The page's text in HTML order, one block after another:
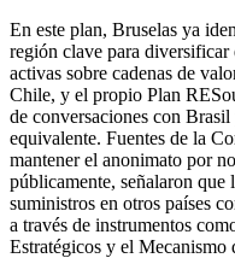
En este plan, Bruselas ya
región clave para
activas sobre cadenas de
Chile, y el propio Plan
de conversaciones con
equivalente. Fuentes de la
mantener el anonimato por
públicamente, señalaron que
suministros en otros países
a través de instrumentos
Estratégicos y el Mecanismo